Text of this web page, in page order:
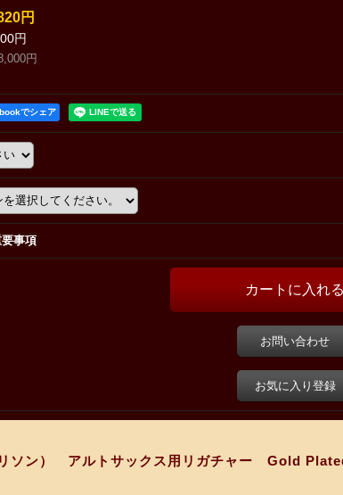
円
円
円
でシェア
事項
お問い合わせ
お気に入り登録
ソン） アルトサックス用リガチャー Gold